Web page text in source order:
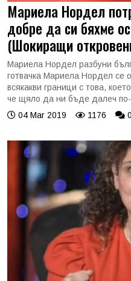
Мариела Нордел
добре да си бяхме
(Шокиращи
Мариела Нордел разбуни
готвачка Мариела Нордел се
всякакви граници с това,
че щяло да ни бъде далеч
04 Mar 2019
1176 0